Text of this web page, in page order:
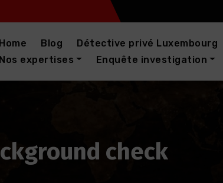
Home Blog Détective privé Luxembourg
Nos expertises
Enquête investigation
check